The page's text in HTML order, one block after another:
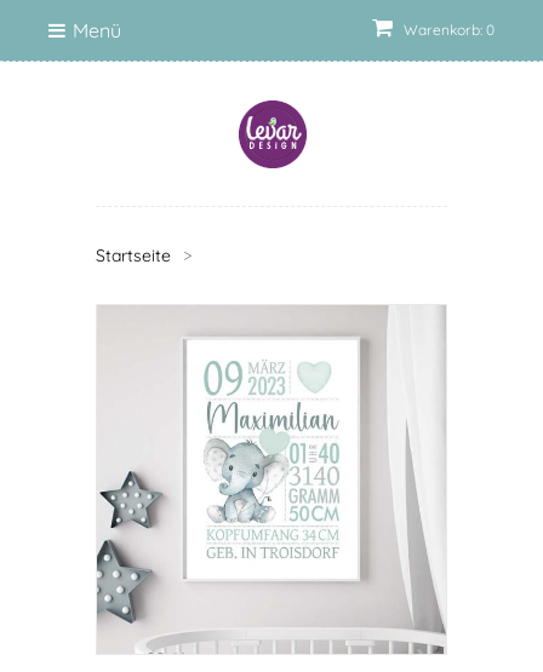
Warenkorb: 0
Menü
Startseite >